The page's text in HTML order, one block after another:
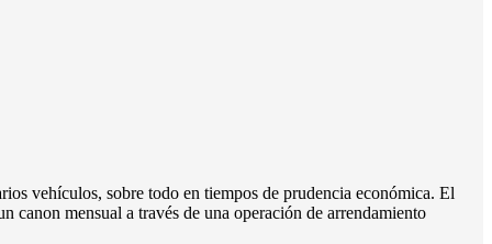
vehículos, sobre todo en tiempos de prudencia económica. El
canon mensual a través de una operación de arrendamiento